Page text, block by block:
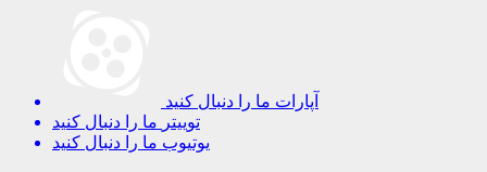
آپارات ما را دنبال کنید
توییتر ما را دنبال کنید
یوتیوب ما را دنبال کنید